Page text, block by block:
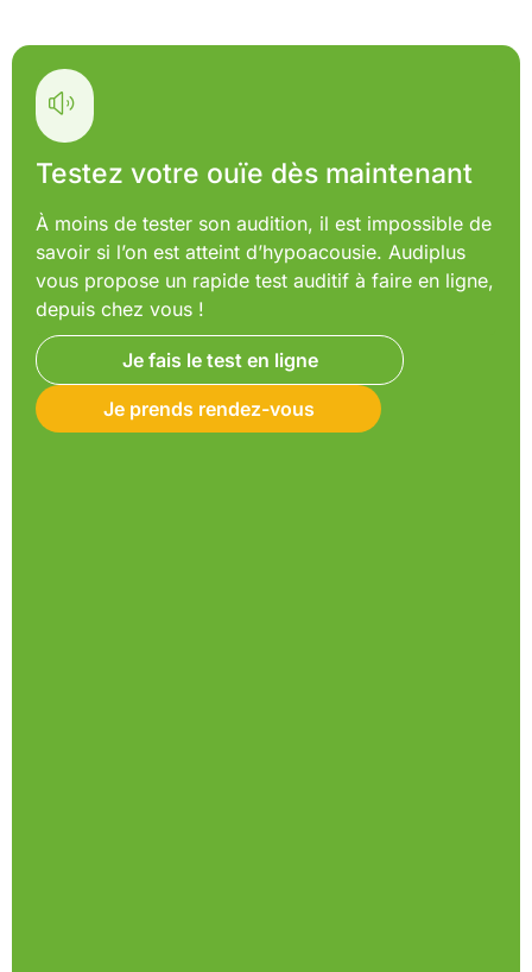
Testez votre ouïe dès maintenant
À moins de tester son audition, il est impossible de
savoir si l’on est atteint d’hypoacousie. Audiplus
vous propose un rapide test auditif à faire en ligne,
depuis chez vous !
Je fais le test en ligne
Je prends rendez-vous